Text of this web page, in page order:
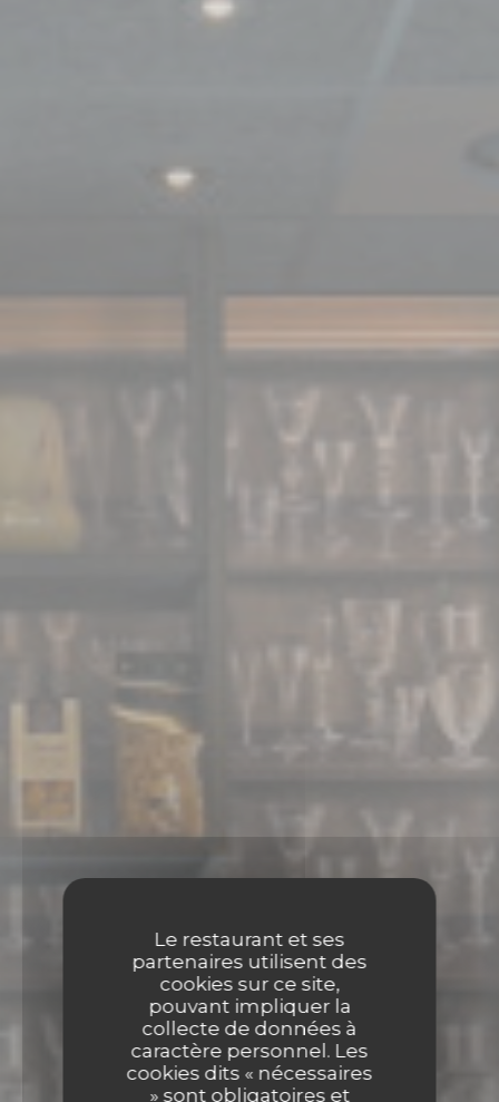
Le restaurant et ses
partenaires utilisent des
cookies sur ce site,
pouvant impliquer la
collecte de données à
caractère personnel. Les
cookies dits « nécessaires
» sont obligatoires et